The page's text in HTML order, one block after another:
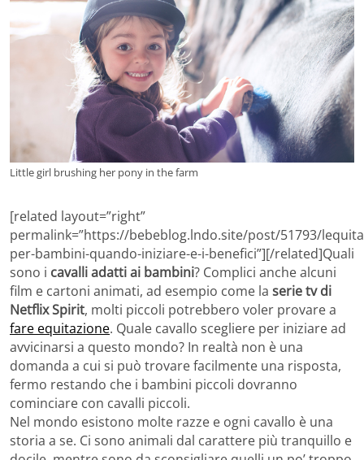
Little girl brushing her pony in the farm
[related layout=”right”
permalink=”https://bebeblog.lndo.site/post/51793/
per-bambini-quando-iniziare-e-i-benefici”][/related]Quali
sono i cavalli adatti ai bambini? Complici anche alcuni
film e cartoni animati, ad esempio come la serie tv di
Netflix Spirit, molti piccoli potrebbero voler provare a
fare equitazione. Quale cavallo scegliere per iniziare ad
avvicinarsi a questo mondo? In realtà non è una
domanda a cui si può trovare facilmente una risposta,
fermo restando che i bambini piccoli dovranno
cominciare con cavalli piccoli.
Nel mondo esistono molte razze e ogni cavallo è una
storia a se. Ci sono animali dal carattere più tranquillo e